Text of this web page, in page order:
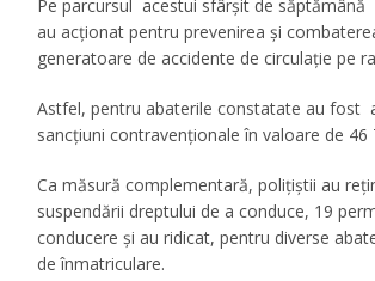
Pe parcursul acestui sfârșit de săptămână
au acționat pentru prevenirea şi
generatoare de accidente de circulaţie pe
Astfel, pentru abaterile constatate au fost
sancţiuni contravenţionale în valoare de 46
Ca măsură complementară, poliţiştii au
suspendării dreptului de a conduce, 19
conducere și au ridicat, pentru diverse
de înmatriculare.